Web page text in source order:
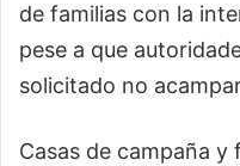
de familias con la
pese a que
solicitado no
Casas de campaña y